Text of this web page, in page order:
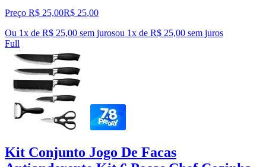
Preço R$ 25,00R$ 25,00
Ou 1x de R$ 25,00 sem jurosou 1x de R$ 25,00 sem juros
Full
Kit Conjunto Jogo De Facas